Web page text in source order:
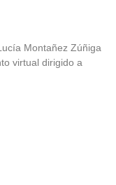
Montañez Zúñiga
virtual dirigido a